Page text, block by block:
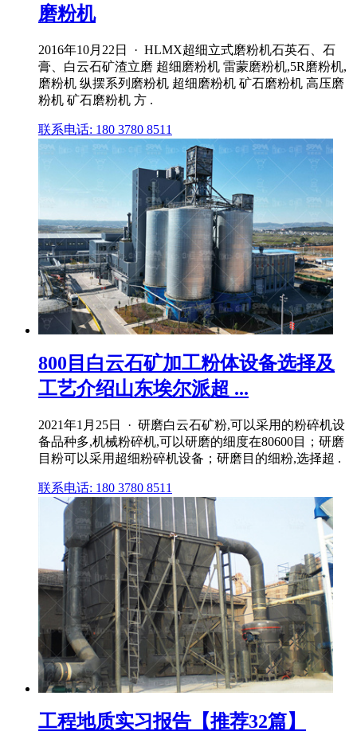
磨粉机
2016年10月22日 · HLMX超细立式磨粉机石英石、石
膏、白云石矿渣立磨 超细磨粉机 雷蒙磨粉机,5R磨粉机,
磨粉机 纵摆系列磨粉机 超细磨粉机 矿石磨粉机 高压磨
粉机 矿石磨粉机 方 .
联系电话: 180 3780 8511
800目白云石矿加工粉体设备选择及
工艺介绍山东埃尔派超 ...
2021年1月25日 · 研磨白云石矿粉,可以采用的粉碎机设
备品种多,机械粉碎机,可以研磨的细度在80600目；研磨
目粉可以采用超细粉碎机设备；研磨目的细粉,选择超 .
联系电话: 180 3780 8511
工程地质实习报告【推荐32篇】